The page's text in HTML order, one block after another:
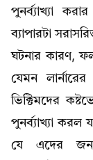
পুনর্ব্যাখ্যা
ব্যাপারটা
ঘটনার কারণ, ফল
যেমন লার্নারের
ভিক্টিমদের
পুনর্ব্যাখ্যা করল
যে এদের